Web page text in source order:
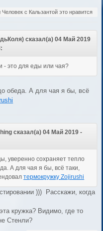
Человек с Кальзантой это нравится
сказал(а) 04 Май 2019
- это для еды или чая?
обеда. А для чая я бы, всё
сказал(а) 04 Май 2019 -
уверенно сохраняет тепло
А для чая я бы, всё таки,
термокружку Zojirushi
))) Расскажи, когда
кружка? Видимо, где то
Стенли?